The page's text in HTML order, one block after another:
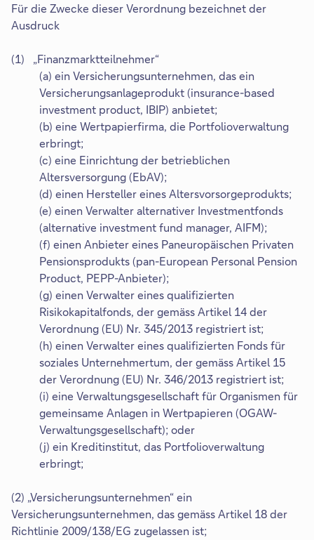
Für die Zwecke dieser Verordnung bezeichnet der
Ausdruck
(1) „Finanzmarktteilnehmer“
(a) ein Versicherungsunternehmen, das ein
Versicherungsanlageprodukt (insurance-based
investment product, IBIP) anbietet;
(b) eine Wertpapierfirma, die Portfolioverwaltung
erbringt;
(c) eine Einrichtung der betrieblichen
Altersversorgung (EbAV);
(d) einen Hersteller eines Altersvorsorgeprodukts;
(e) einen Verwalter alternativer Investmentfonds
(alternative investment fund manager, AIFM);
(f) einen Anbieter eines Paneuropäischen Privaten
Pensionsprodukts (pan-European Personal Pension
Product, PEPP-Anbieter);
(g) einen Verwalter eines qualifizierten
Risikokapitalfonds, der gemäss Artikel 14 der
Verordnung (EU) Nr. 345/2013 registriert ist;
(h) einen Verwalter eines qualifizierten Fonds für
soziales Unternehmertum, der gemäss Artikel 15
der Verordnung (EU) Nr. 346/2013 registriert ist;
(i) eine Verwaltungsgesellschaft für Organismen für
gemeinsame Anlagen in Wertpapieren (OGAW-
Verwaltungsgesellschaft); oder
(j) ein Kreditinstitut, das Portfolioverwaltung
erbringt;
(2) „Versicherungsunternehmen“ ein
Versicherungsunternehmen, das gemäss Artikel 18 der
Richtlinie 2009/138/EG zugelassen ist;